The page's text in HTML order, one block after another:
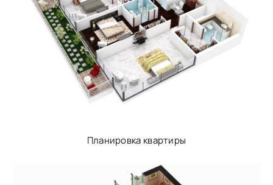
Планировка квартиры